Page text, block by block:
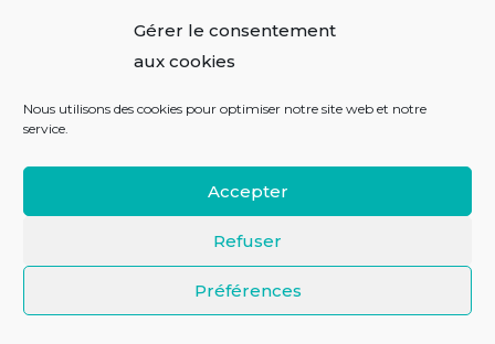
Gérer le consentement
aux cookies
Nous utilisons des cookies pour optimiser notre site web et notre
service.
Accepter
Refuser
Préférences